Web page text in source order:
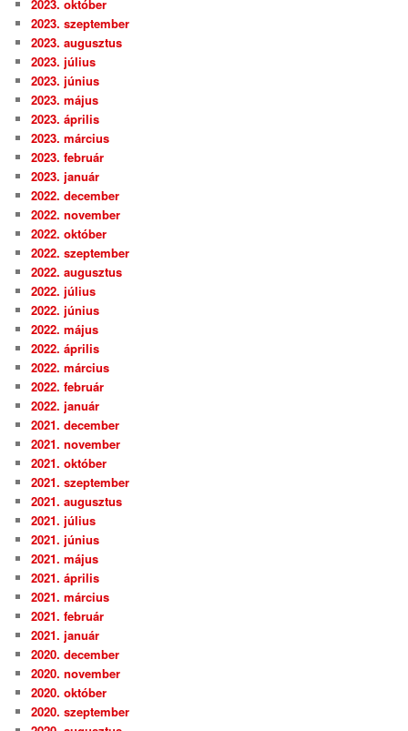
2023. október
2023. szeptember
2023. augusztus
2023. július
2023. június
2023. május
2023. április
2023. március
2023. február
2023. január
2022. december
2022. november
2022. október
2022. szeptember
2022. augusztus
2022. július
2022. június
2022. május
2022. április
2022. március
2022. február
2022. január
2021. december
2021. november
2021. október
2021. szeptember
2021. augusztus
2021. július
2021. június
2021. május
2021. április
2021. március
2021. február
2021. január
2020. december
2020. november
2020. október
2020. szeptember